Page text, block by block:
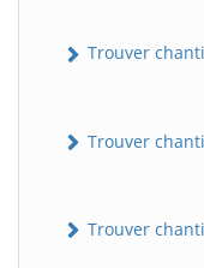
Trouver
Trouver
Trouver